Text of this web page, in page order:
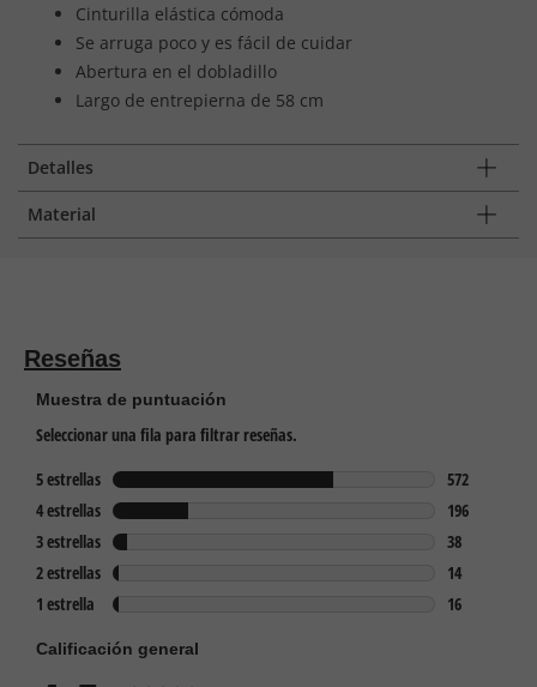
Cinturilla elástica cómoda
Se arruga poco y es fácil de cuidar
Abertura en el dobladillo
Largo de entrepierna de 58 cm
Detalles
Material